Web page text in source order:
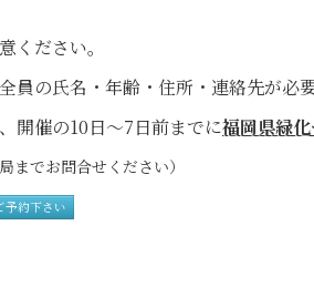
ください。
員の氏名・年齢・住所・連絡先が必要
開催の10日～7日前までに福岡県緑化
でお問合せください）
予約下さい